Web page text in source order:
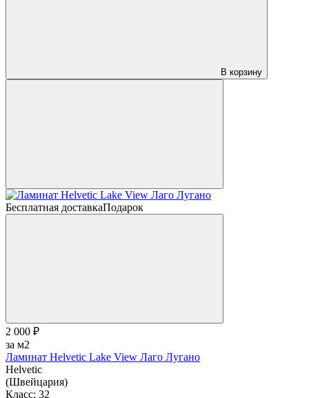
В корзину
Бесплатная доставкаПодарок
2 000 ₽
за м2
Ламинат Helvetic Lake View Лаго Лугано
Helvetic
(Швейцария)
Класс: 32